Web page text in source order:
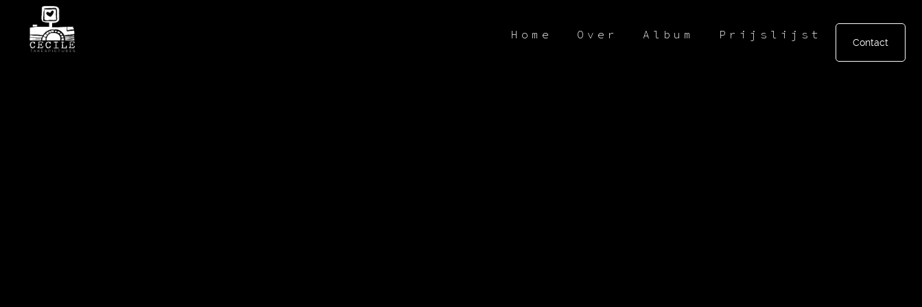
Home Over Album Prijslijst
Contact